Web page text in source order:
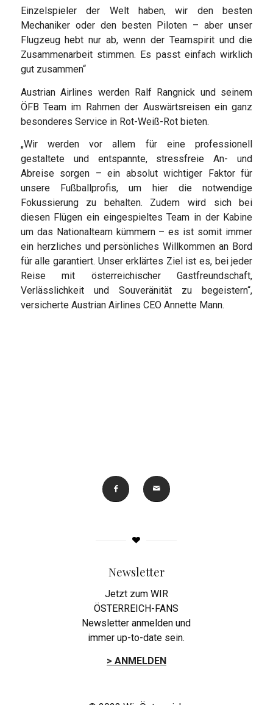
Einzelspieler der Welt haben, wir den besten
Mechaniker oder den besten Piloten – aber unser
Flugzeug hebt nur ab, wenn der Teamspirit und die
Zusammenarbeit stimmen. Es passt einfach wirklich
gut zusammen“
Austrian Airlines werden Ralf Rangnick und seinem
ÖFB Team im Rahmen der Auswärtsreisen ein ganz
besonderes Service in Rot-Weiß-Rot bieten.
„Wir werden vor allem für eine professionell
gestaltete und entspannte, stressfreie An- und
Abreise sorgen – ein absolut wichtiger Faktor für
unsere Fußballprofis, um hier die notwendige
Fokussierung zu behalten. Zudem wird sich bei
diesen Flügen ein eingespieltes Team in der Kabine
um das Nationalteam kümmern – es ist somit immer
ein herzliches und persönliches Willkommen an Bord
für alle garantiert. Unser erklärtes Ziel ist es, bei jeder
Reise mit österreichischer Gastfreundschaft,
Verlässlichkeit und Souveränität zu begeistern“,
versicherte Austrian Airlines CEO Annette Mann.
Newsletter
Jetzt zum WIR
ÖSTERREICH-FANS
Newsletter anmelden und
immer up-to-date sein.
> ANMELDEN